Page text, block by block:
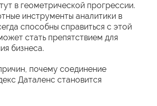
в геометрической прогрессии.
инструменты аналитики в
способны справиться с этой
стать препятствием для
бизнеса.
почему соединение
Даталенс становится